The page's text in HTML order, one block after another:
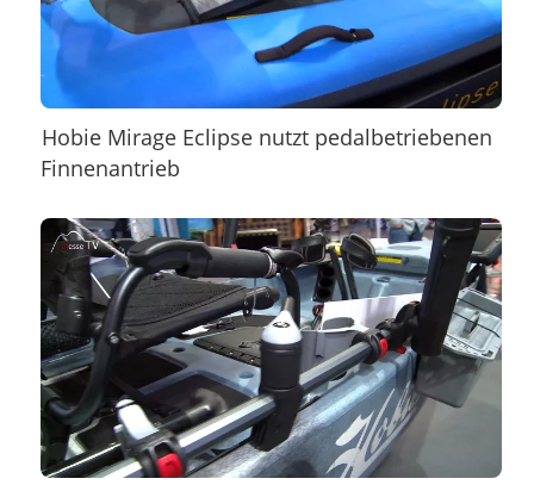
Hobie Mirage Eclipse nutzt pedalbetriebenen
Finnenantrieb